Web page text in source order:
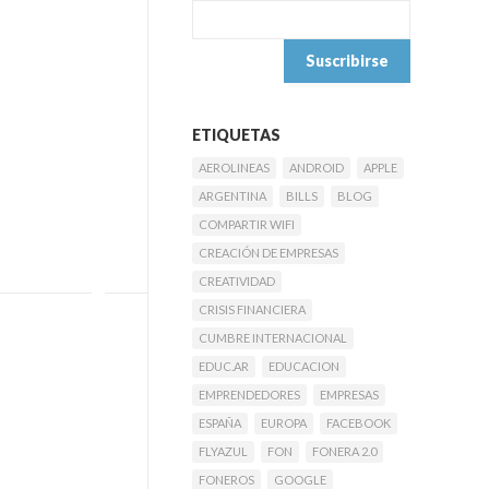
ETIQUETAS
AEROLINEAS ANDROID
APPLE
ARGENTINA
BILLS
BLOG
COMPARTIR WIFI
CREACIÓN DE EMPRESAS
CREATIVIDAD
CRISIS FINANCIERA
CUMBRE INTERNACIONAL
EDUC.AR
EDUCACION
EMPRENDEDORES
EMPRESAS
ESPAÑA
EUROPA
FACEBOOK
FLYAZUL
FON
FONERA 2.0
FONEROS
GOOGLE